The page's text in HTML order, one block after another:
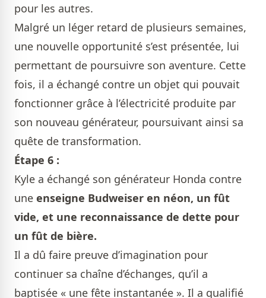
pour les autres.
Malgré un léger retard de plusieurs semaines,
une nouvelle opportunité s’est présentée, lui
permettant de poursuivre son aventure. Cette
fois, il a échangé contre un objet qui pouvait
fonctionner grâce à l’électricité produite par
son nouveau générateur, poursuivant ainsi sa
quête de transformation.
Étape 6 :
Kyle a échangé son générateur Honda contre
une enseigne Budweiser en néon, un fût
vide, et une reconnaissance de dette pour
un fût de bière.
Il a dû faire preuve d’imagination pour
continuer sa chaîne d’échanges, qu’il a
baptisée « une fête instantanée ». Il a qualifié